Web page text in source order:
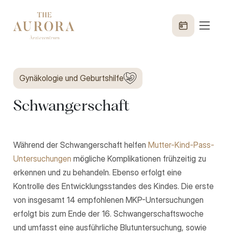
Gynäkologie und Geburtshilfe
Schwangerschaft
Während der Schwangerschaft helfenMutter-Kind-Pass-
Untersuchungen mögliche Komplikationen frühzeitig zu
erkennen und zu behandeln. Ebenso erfolgt eine
Kontrolle des Entwicklungsstandes des Kindes. Die erste
von insgesamt 14 empfohlenen MKP-Untersuchungen
erfolgt bis zum Ende der 16. Schwangerschaftswoche
und umfasst eine ausführliche Blutuntersuchung, sowie